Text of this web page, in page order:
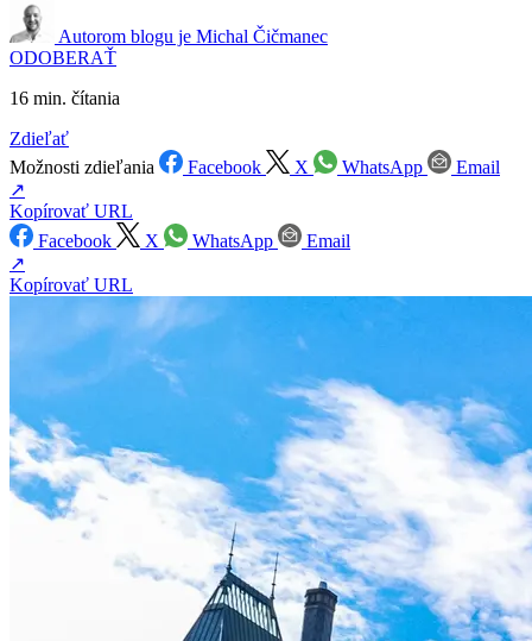
Autorom blogu je Michal Čičmanec
ODOBERAŤ
16 min. čítania
Zdieľať
Možnosti zdieľania
Facebook X WhatsApp
Email
↗
Kopírovať URL
Facebook
X WhatsApp
Email
↗
Kopírovať URL